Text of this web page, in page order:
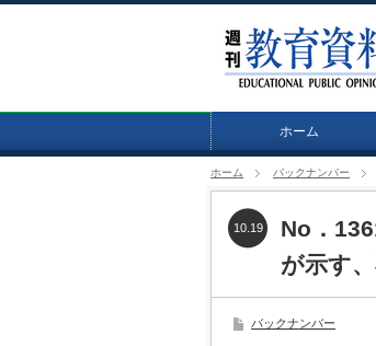
ホーム
ホーム バックナンバー
No．
が示す
10.19
バックナンバー